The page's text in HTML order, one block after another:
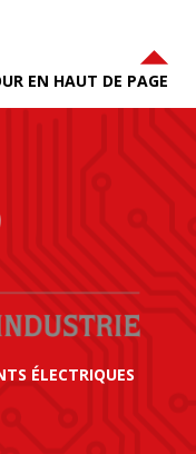
EN HAUT DE PAGE
ÉLECTRIQUES